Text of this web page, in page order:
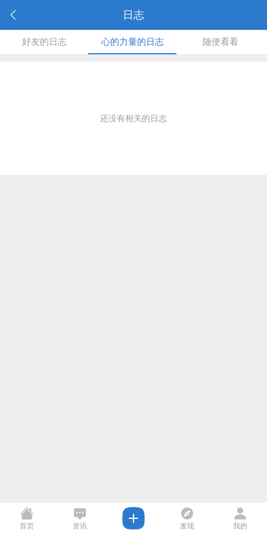
日志
好友的日志 心的力量的日志 随便看看
还没有相关的日志
首页 资讯 发现 我的